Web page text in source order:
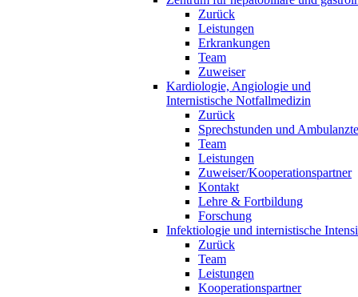
Zurück
Leistungen
Erkrankungen
Team
Zuweiser
Kardiologie, Angiologie und
Internistische Notfallmedizin
Zurück
Sprechstunden und
Team
Leistungen
Zuweiser/Kooperationspartner
Kontakt
Lehre & Fortbildung
Forschung
Infektiologie und internistische
Zurück
Team
Leistungen
Kooperationspartner